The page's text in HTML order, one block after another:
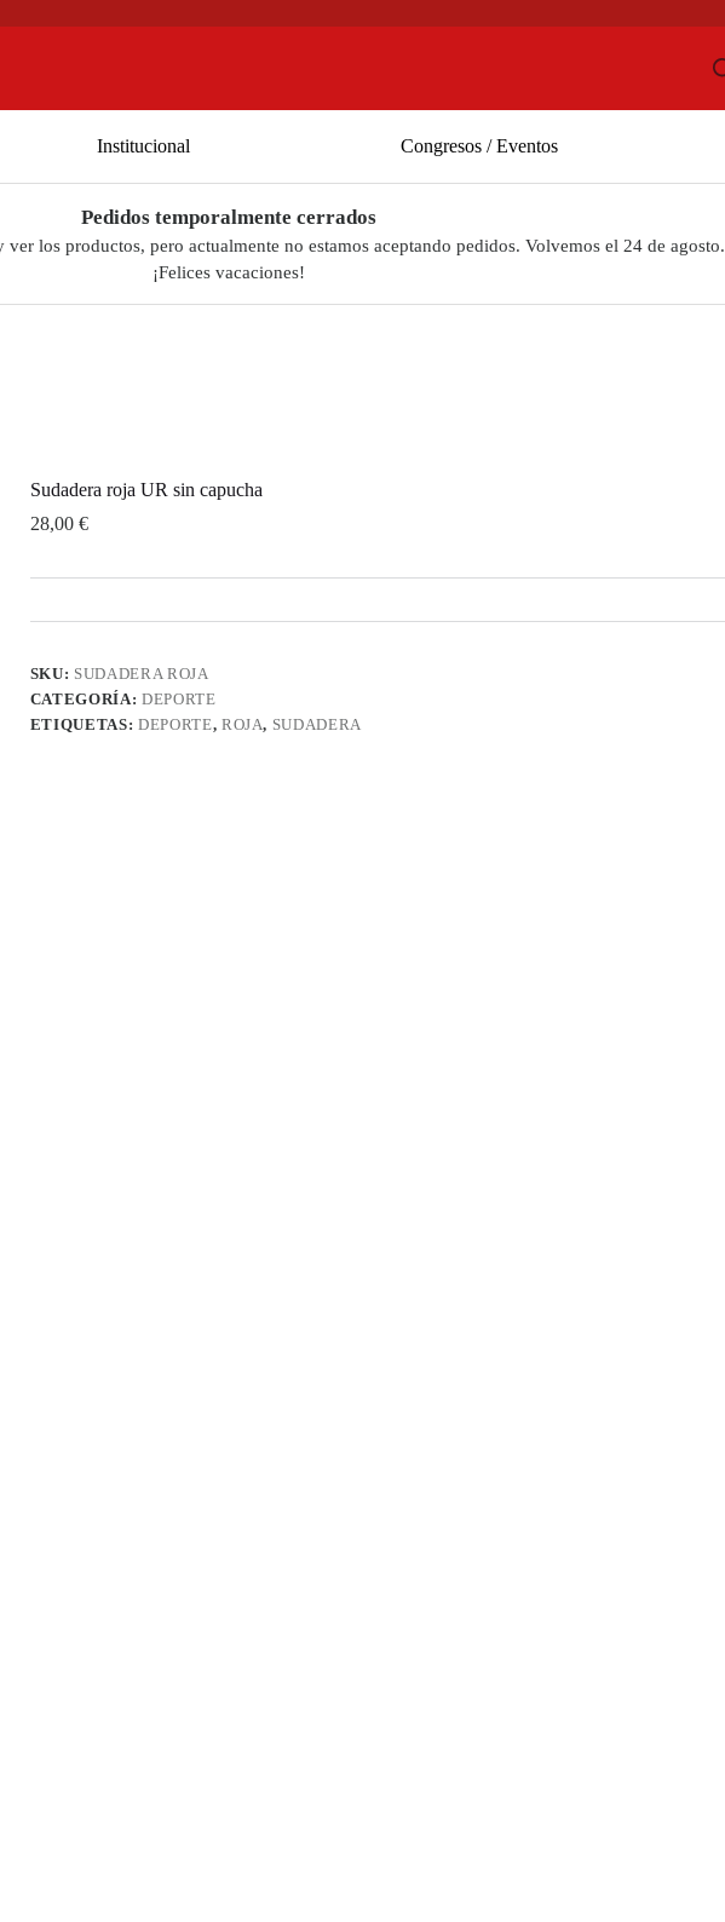
Institucional Congresos / Eventos
Pedidos temporalmente cerrados
ver los productos, pero actualmente no estamos aceptando pedidos. Volvemos el 24 de agosto.
¡Felices vacaciones!
Sudadera roja UR sin capucha
28,00 €
SKU: SUDADERA ROJA
CATEGORÍA: DEPORTE
ETIQUETAS: DEPORTE, ROJA, SUDADERA